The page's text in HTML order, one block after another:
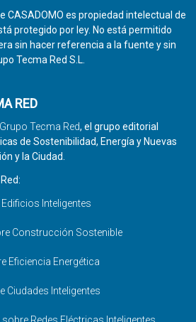
CASADOMO es propiedad intelectual de
protegido por ley. No está permitido
sin hacer referencia a la fuente y sin
Tecma Red S.L.
RED
Grupo Tecma Red, el grupo editorial
de Sostenibilidad, Energía y Nuevas
y la Ciudad.
Inteligentes
Construcción Sostenible
Eficiencia Energética
Ciudades Inteligentes
sobre Redes Eléctricas Inteligentes